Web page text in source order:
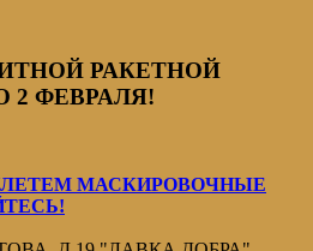
РАКЕТНОЙ
2 ФЕВРАЛЯ!
МАСКИРОВОЧНЫЕ